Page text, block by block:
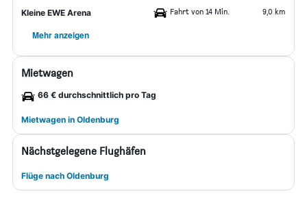
Kleine EWE Arena Fahrt von 14 Min. 9,0 km
Mehr anzeigen
Mietwagen
66 € durchschnittlich pro Tag
Mietwagen in Oldenburg
Nächstgelegene Flughäfen
Flüge nach Oldenburg